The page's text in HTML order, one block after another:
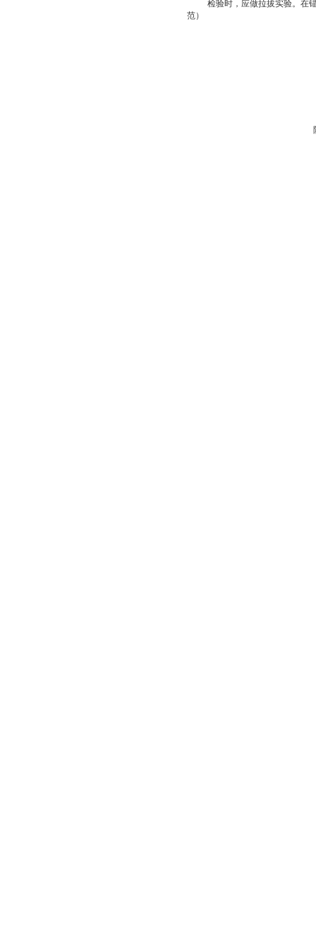
检验时，应做拉拔实验。在
范）